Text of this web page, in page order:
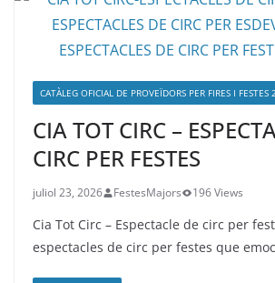
CATÀLEG OFICIAL DE PROVEÏDORS PER FIRES I FESTES
CIA TOT CIRC –
CIRC PER FESTES
juliol 23, 2026 FestesMajors 196 Views
Cia Tot Circ – Espectacle de circ per
espectacles de circ per festes que